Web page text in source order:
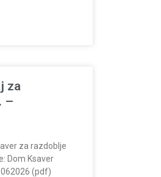
za
–
za razdoblje
Dom Ksaver
(pdf)